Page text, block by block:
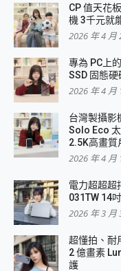
CP 值天花
機 3千元就
2026 年 4 月
專為 PC上
SSD 固態硬
2026 年 4 月
台灣製攝影
Solo Eco
2.5K高畫質
2026 年 4 月
電力超超超
031TW 14
2026 年 3 月
超懂拍、耐
2 億畫素
護